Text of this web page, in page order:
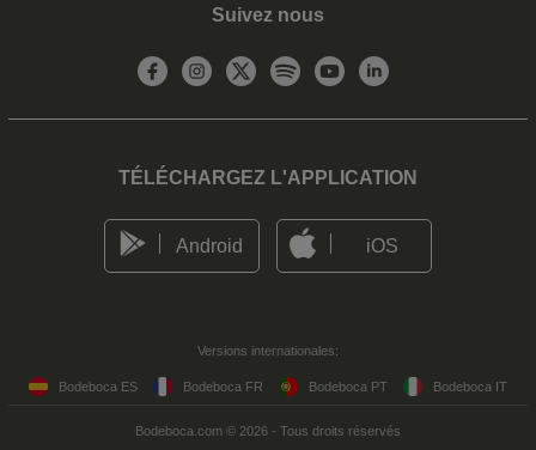
Suivez nous
TÉLÉCHARGEZ L'APPLICATION
Android iOS
Versions internationales:
Bodeboca ES Bodeboca FR Bodeboca PT Bodeboca IT
Bodeboca.com © 2026 - Tous droits réservés